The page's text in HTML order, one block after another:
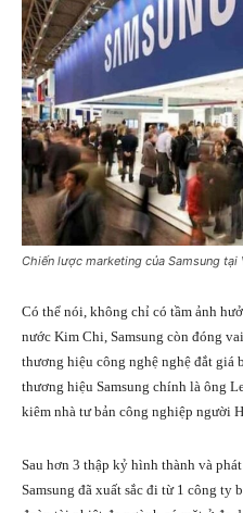
Chiến lược marketing của Samsung
Có thể nói, không chỉ có tầm ảnh
nước Kim Chi, Samsung còn đóng
thương hiệu công nghệ nghệ đắt giá
thương hiệu Samsung chính là ông
kiêm nhà tư bản công nghiệp người
Sau hơn 3 thập kỷ hình thành và
Samsung đã xuất sắc đi từ 1 công ty